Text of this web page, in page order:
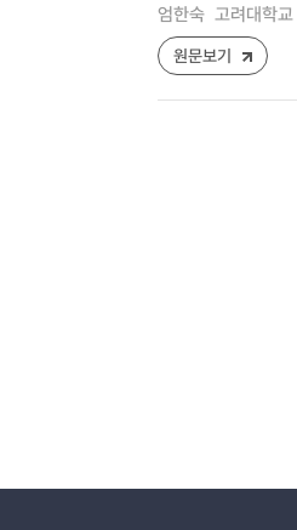
엄한숙 고려대학
원문보기